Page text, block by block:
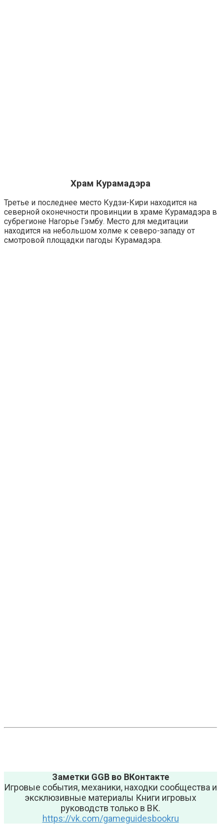
Храм Курамадэра
Третье и последнее место Кудзи-Кири находится на
северной оконечности провинции в храме Курамадэра в
субрегионе Нагорье Гэмбу. Место для медитации
находится на небольшом холме к северо-западу от
смотровой площадки пагоды Курамадэра.
Заметки GGB во ВКонтакте
Игровые события, механики, находки сообщества и
эксклюзивные материалы Книги игровых
руководств только в ВК.
https://vk.com/gameguidesbookru